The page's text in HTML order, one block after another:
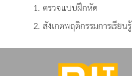
1. ตรวจแบบฝึกหัด
2. สังเกตพฤติกรรมการเรียนรู้